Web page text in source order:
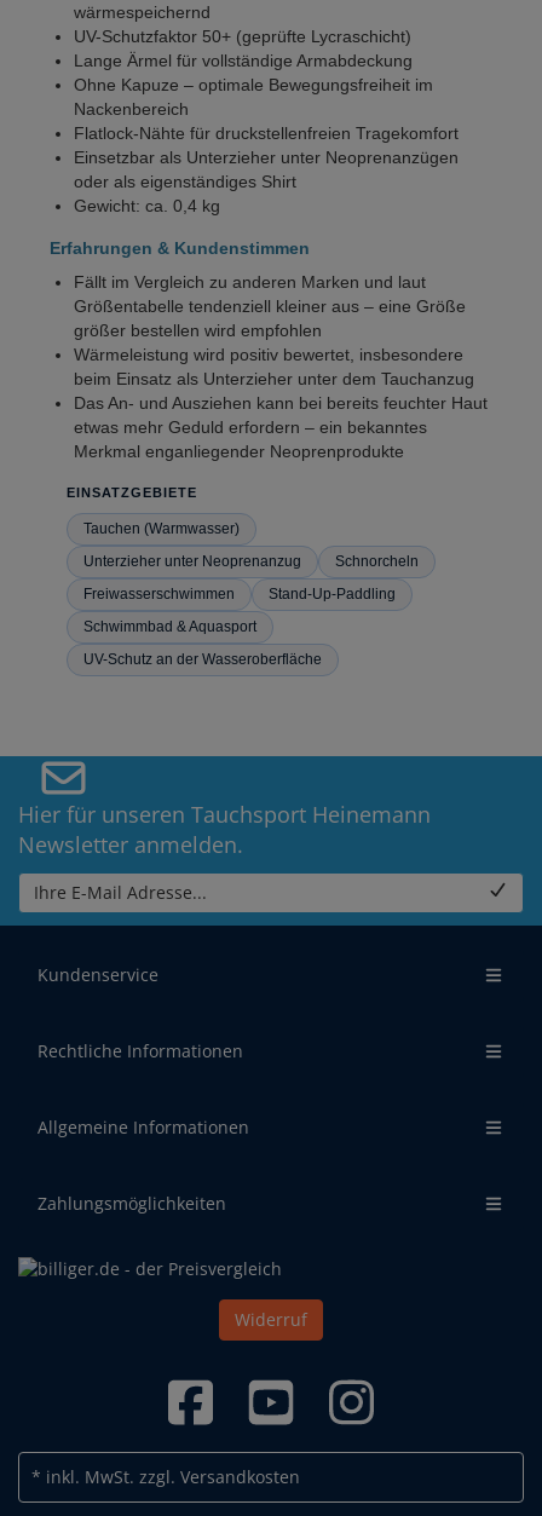
wärmespeichernd
UV-Schutzfaktor 50+ (geprüfte Lycraschicht)
Lange Ärmel für vollständige Armabdeckung
Ohne Kapuze – optimale Bewegungsfreiheit im
Nackenbereich
Flatlock-Nähte für druckstellenfreien Tragekomfort
Einsetzbar als Unterzieher unter Neoprenanzügen
oder als eigenständiges Shirt
Gewicht: ca. 0,4 kg
Erfahrungen & Kundenstimmen
Fällt im Vergleich zu anderen Marken und laut
Größentabelle tendenziell kleiner aus – eine Größe
größer bestellen wird empfohlen
Wärmeleistung wird positiv bewertet, insbesondere
beim Einsatz als Unterzieher unter dem Tauchanzug
Das An- und Ausziehen kann bei bereits feuchter Haut
etwas mehr Geduld erfordern – ein bekanntes
Merkmal enganliegender Neoprenprodukte
EINSATZGEBIETE
Tauchen (Warmwasser)
Unterzieher unter Neoprenanzug
Schnorcheln
Freiwasserschwimmen
Stand-Up-Paddling
Schwimmbad & Aquasport
UV-Schutz an der Wasseroberfläche
Hier für unseren Tauchsport Heinemann
Newsletter anmelden.
Ihre E-Mail Adresse...
Kundenservice
Rechtliche Informationen
Allgemeine Informationen
Zahlungsmöglichkeiten
Widerruf
* inkl. MwSt. zzgl. Versandkosten